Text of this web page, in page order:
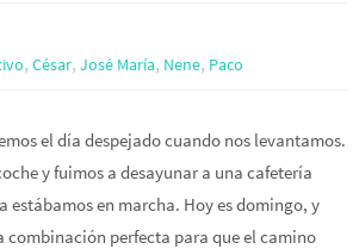
,César,José María, Nene, Paco
el día despejado cuando nos levantamos.
y fuimos a desayunar a una cafetería
estábamos en marcha. Hoy es domingo, y
combinación perfecta para que el camino